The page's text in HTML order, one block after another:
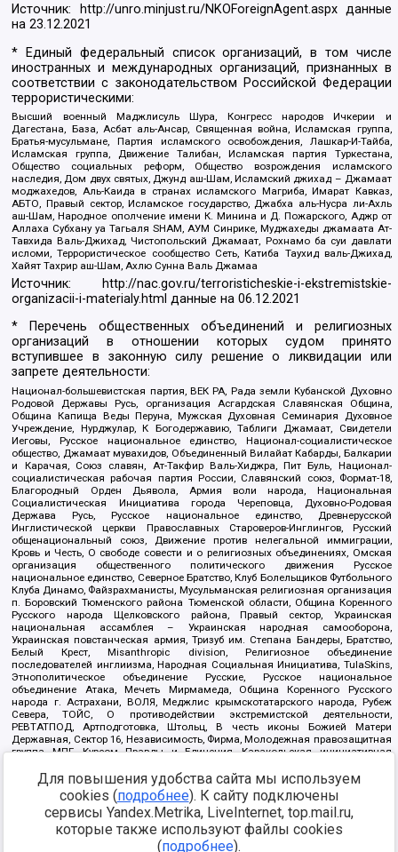
Источник: http://unro.minjust.ru/NKOForeignAgent.aspxданные
на23.12.2021
* Единый федеральный список организаций, в том числе
иностранных и международных организаций, признанных в
соответствии с законодательством Российской Федерации
террористическими:
Высший военный Маджлисуль Шура, Конгресс народов Ичкерии и
Дагестана, База, Асбат аль-Ансар, Священная война, Исламская группа,
Братья-мусульмане, Партия исламского освобождения, Лашкар-И-Тайба,
Исламская группа, Движение Талибан, Исламская партия Туркестана,
Общество социальных реформ, Общество возрождения исламского
наследия, Дом двух святых, Джунд аш-Шам, Исламский джихад – Джамаат
моджахедов, Аль-Каида в странах исламского Магриба, Имарат Кавказ,
АБТО, Правый сектор, Исламское государство, Джабха аль-Нусра ли-Ахль
аш-Шам, Народное ополчение имени К. Минина и Д. Пожарского, Аджр от
Аллаха Субхану уа Тагьаля SHAM, АУМ Синрике, Муджахеды джамаата Ат-
Тавхида Валь-Джихад, Чистопольский Джамаат, Рохнамо ба суи давлати
исломи, Террористическое сообщество Сеть, Катиба Таухид валь-Джихад,
Хайят Тахрир аш-Шам, Ахлю Сунна Валь Джамаа
Источник:
http://nac.gov.ru/terroristicheskie-i-ekstremistskie-
organizacii-i-materialy.html данные на06.12.2021
* Перечень общественных объединений и религиозных
организаций в отношении которых судом принято
вступившее в законную силу решение о ликвидации или
запрете деятельности:
Национал-большевистская партия, ВЕК РА, Рада земли Кубанской Духовно
Родовой Державы Русь, организация Асгардская Славянская Община,
Община Капища Веды Перуна, Мужская Духовная Семинария Духовное
Учреждение, Нурджулар, К Богодержавию, Таблиги Джамаат, Свидетели
Иеговы, Русское национальное единство, Национал-социалистическое
общество, Джамаат мувахидов, Объединенный Вилайат Кабарды, Балкарии
и Карачая, Союз славян, Ат-Такфир Валь-Хиджра, Пит Буль, Национал-
социалистическая рабочая партия России, Славянский союз, Формат-18,
Благородный Орден Дьявола, Армия воли народа, Национальная
Социалистическая Инициатива города Череповца, Духовно-Родовая
Держава Русь, Русское национальное единство, Древнерусской
Инглистической церкви Православных Староверов-Инглингов, Русский
общенациональный союз, Движение против нелегальной иммиграции,
Кровь и Честь, О свободе совести и о религиозных объединениях, Омская
организация общественного политического движения Русское
национальное единство, Северное Братство, Клуб Болельщиков Футбольного
Клуба Динамо, Файзрахманисты, Мусульманская религиозная организация
п. Боровский Тюменского района Тюменской области, Община Коренного
Русского народа Щелковского района, Правый сектор, Украинская
национальная ассамблея – Украинская народная самооборона,
Украинская повстанческая армия, Тризуб им. Степана Бандеры, Братство,
Белый Крест, Misanthropic division, Религиозное объединение
последователей инглиизма, Народная Социальная Инициатива, TulaSkins,
Этнополитическое объединение Русские, Русское национальное
объединение Атака, Мечеть Мирмамеда, Община Коренного Русского
народа г. Астрахани, ВОЛЯ, Меджлис крымскотатарского народа, Рубеж
Севера, ТОЙС, О противодействии экстремистской деятельности,
РЕВТАТПОД, Артподготовка, Штольц, В честь иконы Божией Матери
Державная, Сектор 16, Независимость, Фирма, Молодежная правозащитная
группа МПГ, Курсом Правды и Единения, Каракольская инициативная
Благотворительный пансионат Ак Умут, Русская республика Русь,
Арестантское уголовное единство, Башкорт, Нация и свобода, W.H.С., Фалунь
Дафа, Иртыш Ultras, Русский Патриотический клуб-Новокузнецк/РПК,
Сибирский державный союз, Фонд борьбы с коррупцией, Фонд защиты прав
граждан, Штабы Навального, Совет граждан СССР Прикубанского округа г.
Для повышения удобства сайта мы используем
cookies (подробнее). К сайту подключены
сервисы Yandex.Metrika, LiveInternet, top.mail.ru,
которые также используют файлы cookies
(подробнее).